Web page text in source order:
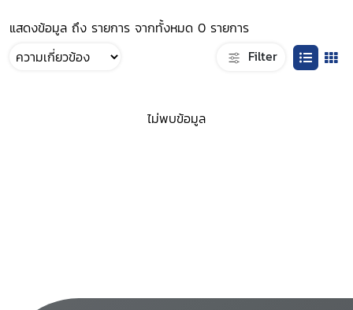
แสดงข้อมูล ถึง รายการ จากทั้งหมด 0 รายการ
Filter
ไม่พบข้อมูล